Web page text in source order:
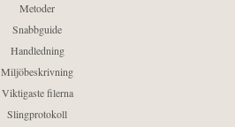
Metoder
Snabbguide
Handledning
Miljöbeskrivning
Viktigaste filerna
Slingprotokoll